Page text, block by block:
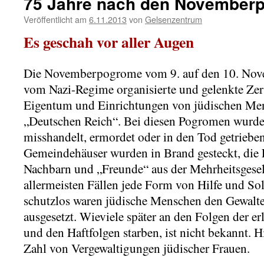
Veröffentlicht am 6.11.2013 von Gelsenzentrum
Es geschah vor aller Augen
Die Novemberpogrome vom 9. auf den 10.
vom Nazi-Regime organisierte und gelenkte
Eigentum und Einrichtungen von jüdischen
„Deutschen Reich“. Bei diesen Pogromen
misshandelt, ermordet oder in den Tod
Gemeindehäuser wurden in Brand gesteckt,
Nachbarn und „Freunde“ aus der
allermeisten Fällen jede Form von Hilfe und
schutzlos waren jüdische Menschen den
ausgesetzt. Wieviele später an den Folgen der
und den Haftfolgen starben, ist nicht bekannt.
Zahl von Vergewaltigungen jüdischer Frauen.